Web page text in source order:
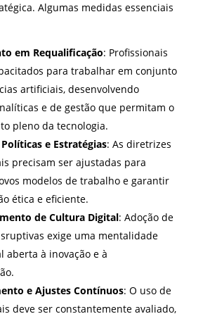
Algumas medidas essenciais
em Requalificação: Profissionais
para trabalhar em conjunto
artificiais, desenvolvendo
e de gestão que permitam o
pleno da tecnologia.
e Estratégias: As diretrizes
precisam ser ajustadas para
modelos de trabalho e garantir
ética e eficiente.
de Cultura Digital: Adoção de
exige uma mentalidade
aberta à inovação e à
e Ajustes Contínuos: O uso de
deve ser constantemente avaliado,